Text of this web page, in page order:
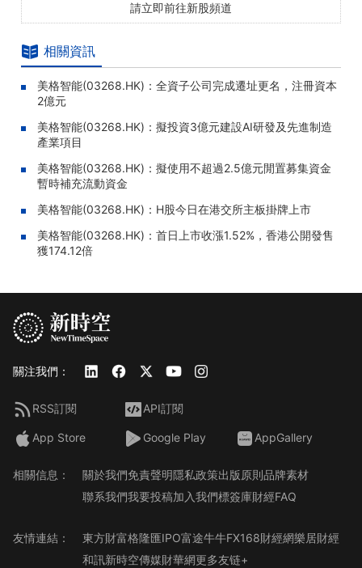
請立即前往新股頻道
相關資訊
美格智能(03268.HK)：全資子公司完成遷址更名，注冊資本
2億元
美格智能(03268.HK)：擬投資3億元建設AI研發及先進制造
產業項目
美格智能(03268.HK)：擬使用不超過2.5億元閒置募集資金
暫時補充流動資金
美格智能(03268.HK)：H股今日在港交所主板掛牌上市
美格智能(03268.HK)：首日上市收漲1.52%，香港公開發售
獲174.12倍
關注我們：
RSS訂閱 API訂閱
App Store Google Play AppGallery
相關信息： 關於我們免責聲明隱私政策出版原則品牌素材
聯系我們我要投稿加入我們標簽庫財經FAQ
友情連結： 東方財富格隆匯IPO富途牛牛FX168財經網樂居財經
和訊新時空傳媒財華網更多友链+